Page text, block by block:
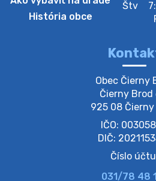
obyvateľov, aby vrecia s
Oznámenie o plánovanom
Oznamujeme Vám, že v určitých
niektorých častiach našej obce
distribúcie elektrickej energie.
dátumoch, časoch a
4. augusta 2026 09:48
História obce
Štv
Obec Čierny
Čierny Brod
925 08 Čierny
IČO:
DIČ:
Číslo
031/78 48